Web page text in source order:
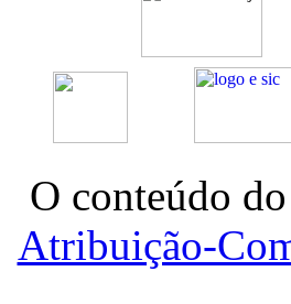
O conteúdo
Atribuição-